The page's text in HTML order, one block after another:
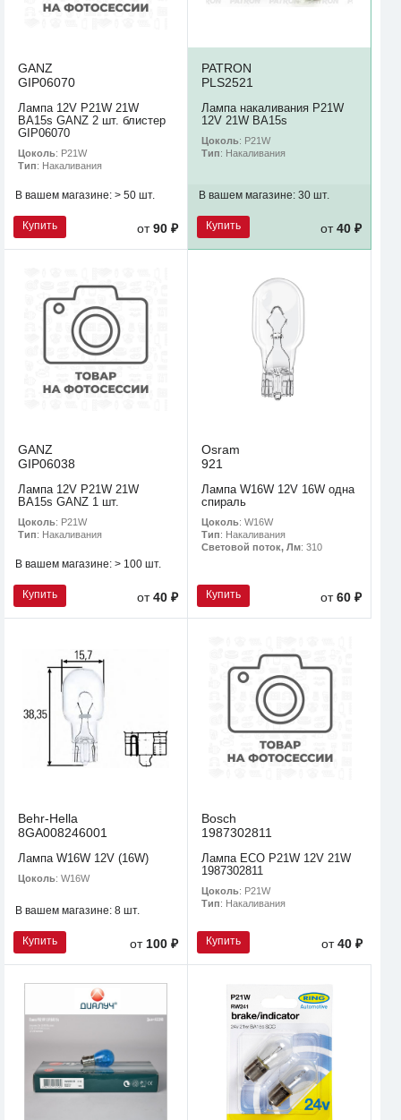
GANZ
GIP06070
Лампа 12V P21W 21W
BA15s GANZ 2 шт. блистер
GIP06070
Цоколь: P21W
Тип: Накаливания
В вашем магазине: > 50 шт.
Купить от90 ₽
PATRON
PLS2521
Лампа накаливания P21W
12V 21W BA15s
Цоколь: P21W
Тип: Накаливания
В вашем магазине: 30 шт.
Купить от40 ₽
GANZ
GIP06038
Лампа 12V P21W 21W
BA15s GANZ 1 шт.
Цоколь: P21W
Тип: Накаливания
В вашем магазине: > 100 шт.
Купить от40 ₽
Osram
921
Лампа W16W 12V 16W одна
спираль
Цоколь: W16W
Тип: Накаливания
Световой поток, Лм: 310
Купить от60 ₽
Behr-Hella
8GA008246001
Лампа W16W 12V (16W)
Цоколь: W16W
В вашем магазине: 8 шт.
Купить от 100 ₽
Bosch
1987302811
Лампа ECO P21W 12V 21W
1987302811
Цоколь: P21W
Тип: Накаливания
Купить от40 ₽